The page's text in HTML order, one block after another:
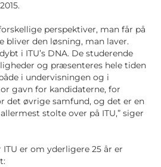
perspektiver, man får på
den løsning, man laver.
i ITU’s DNA. De studerende
og præsenteres hele tiden
i undervisningen og i
gavn for kandidaterne, for
det øvrige samfund, og det er en
stolte over på ITU,” siger
er om yderligere 25 år er